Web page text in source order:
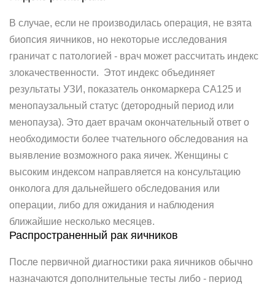
В случае, если не производилась операция, не взята
биопсия яичников, но некоторые исследования
граничат с патологией - врач может рассчитать индекс
злокачественности. Этот индекс объединяет
результаты УЗИ, показатель онкомаркера CA125 и
менопаузальный статус (детородный период или
менопауза). Это дает врачам окончательный ответ о
необходимости более тчательного обследования на
выявление возможного рака яичек. Женщины с
высоким индексом направляется на консультацию
онколога для дальнейшего обследования или
операции, либо для ожидания и наблюдения
ближайшие несколько месяцев.
Распространенный рак яичников
После первичной диагностики рака яичников обычно
назначаются дополнительные тесты либо - период